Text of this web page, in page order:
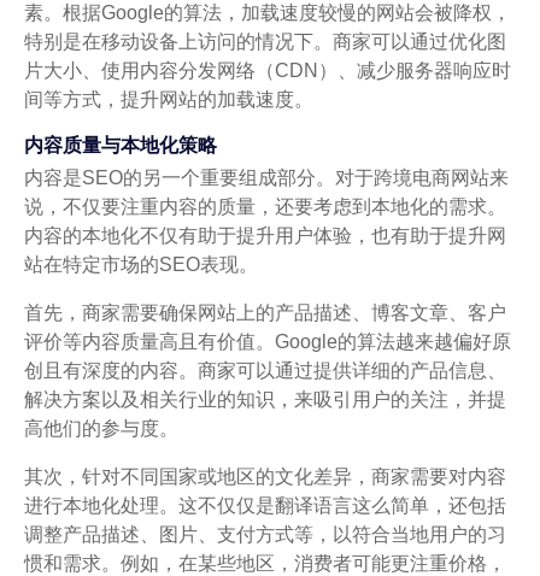
素。根据Google的算法，加载速度较慢的网站会被降权，
特别是在移动设备上访问的情况下。商家可以通过优化图
片大小、使用内容分发网络（CDN）、减少服务器响应时
间等方式，提升网站的加载速度。
内容质量与本地化策略
内容是SEO的另一个重要组成部分。对于跨境电商网站来
说，不仅要注重内容的质量，还要考虑到本地化的需求。
内容的本地化不仅有助于提升用户体验，也有助于提升网
站在特定市场的SEO表现。
首先，商家需要确保网站上的产品描述、博客文章、客户
评价等内容质量高且有价值。Google的算法越来越偏好原
创且有深度的内容。商家可以通过提供详细的产品信息、
解决方案以及相关行业的知识，来吸引用户的关注，并提
高他们的参与度。
其次，针对不同国家或地区的文化差异，商家需要对内容
进行本地化处理。这不仅仅是翻译语言这么简单，还包括
调整产品描述、图片、支付方式等，以符合当地用户的习
惯和需求。例如，在某些地区，消费者可能更注重价格，